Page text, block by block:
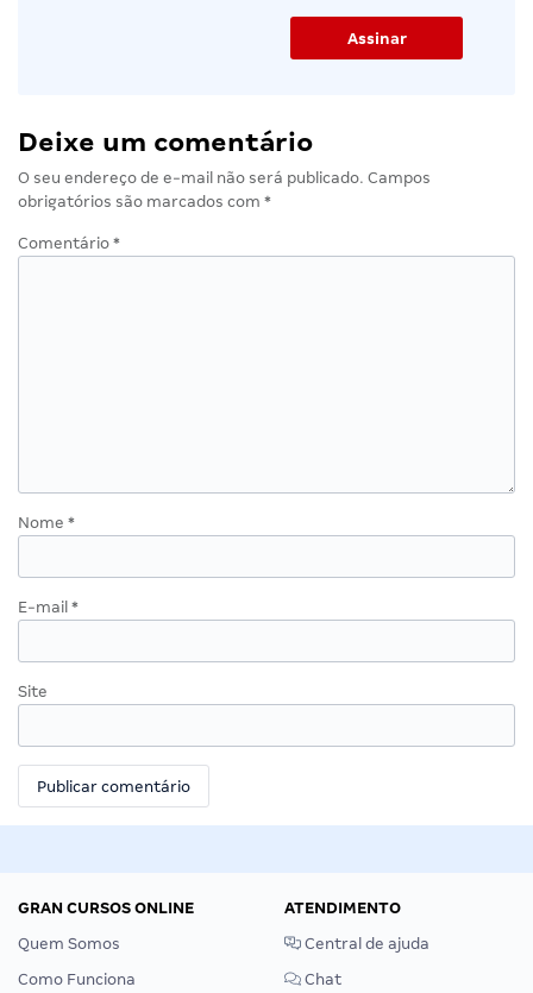
Deixe um comentário
O seu endereço de e-mail não será publicado. Campos
obrigatórios são marcados com *
Comentário *
Nome *
E-mail *
Site
GRAN CURSOS ONLINE
Quem Somos
Como Funciona
ATENDIMENTO
Central de ajuda
Chat